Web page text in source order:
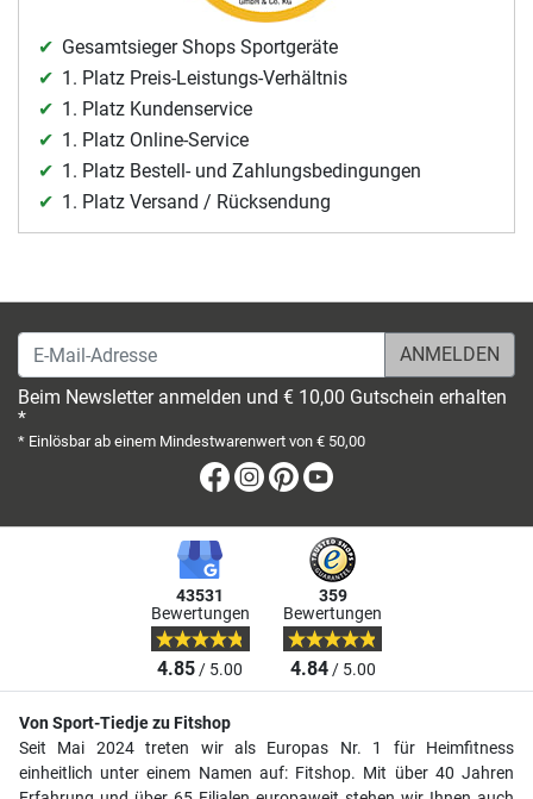
Gesamtsieger Shops Sportgeräte
1. Platz Preis-Leistungs-Verhältnis
1. Platz Kundenservice
1. Platz Online-Service
1. Platz Bestell- und Zahlungsbedingungen
1. Platz Versand / Rücksendung
E-Mail-Adresse
Beim Newsletter anmelden und € 10,00 Gutschein erhalten
*
* Einlösbar ab einem Mindestwarenwert von € 50,00
Facebook
Instagram
Pinterest
43531
Bewertungen
4.85/ 5.00
359
Bewertungen
4.84/ 5.00
Von Sport-Tiedje zu Fitshop
Seit Mai 2024 treten wir als Europas Nr. 1 für Heimfitness
einheitlich unter einem Namen auf: Fitshop. Mit über 40 Jahren